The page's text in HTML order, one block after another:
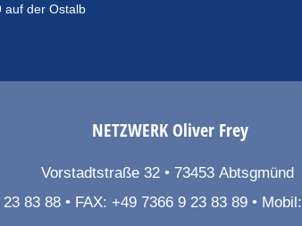
auf der Ostalb
NETZWERKOliver Frey
Vorstadtstraße 32 73453 Abtsgmünd
83 88 FAX: +49 7366 9 23 83 89 Mobil: